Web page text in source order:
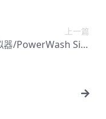
上一篇
器/PowerWash Sim